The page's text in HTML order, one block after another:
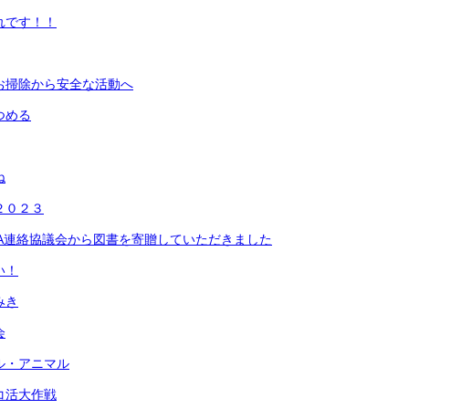
す！！
掃除から安全な活動へ
める
０２３
連絡協議会から図書を寄贈していただきました
き
・アニマル
活大作戦